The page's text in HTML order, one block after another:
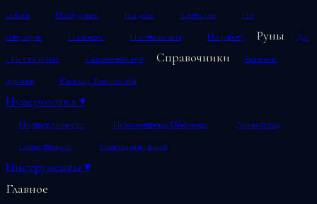
любовь
На будущее На день Карта дня
На
ситуацию
На вопрос На отношения На работу Руны
Да
/ Нет на рунах
Справочник рун Справочники
Значение
арканов
Расклад Таро онлайн
Нумерология ▾
Портрет личности Психоматрица Пифагора
Личный год
Совместимость
Счастливые числа
Инструменты ▾
Главное